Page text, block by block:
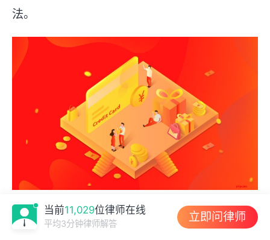
法。
非法持有毒品罪怎么构成
当前11,029位律师在线
平均3分钟律师解答 立即问律师